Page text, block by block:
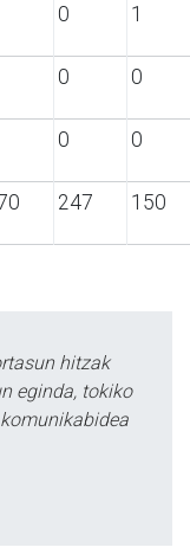
0 1
0 0
0 0
247 150
hitzak
eginda, tokiko